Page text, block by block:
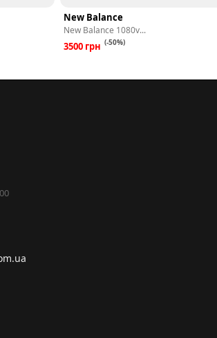
New Balance
New Balance 1080v...
3500 грн (-50%)